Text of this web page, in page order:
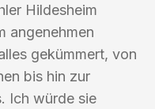
Hildesheim
angenehmen
gekümmert, von
bis hin zur
Ich würde sie